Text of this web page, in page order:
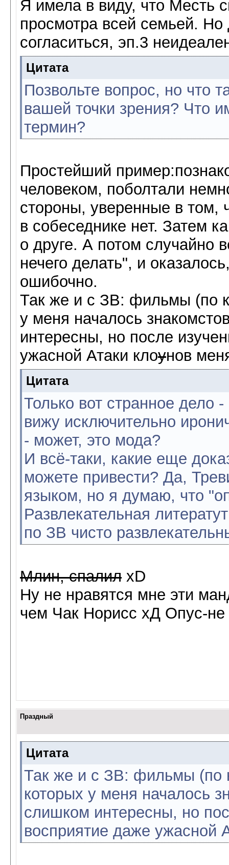
Я имела в виду, что Месть
просмотра всей семьей.
согласиться, эп.3
Цитата
Позвольте вопрос, но что
вашей точки зрения? Что
термин?
Простейший
человеком, поболтали
стороны, уверенные в том,
в собеседнике нет. Затем
о друге. А потом случайно
нечего делать", и
ошибочно.
Так же и с ЗВ: фильмы (по
у меня началось
интересны, но после
ужасной Атаки клоунов
Цитата
Только вот странное дело
вижу исключительно
- может, это мода?
И всё-таки, какие еще
можете привести? Да,
языком, но я думаю, что
Развлекательная
по ЗВ чисто
Млин, спалил xD
Ну не нравятся мне эти
чем Чак Норисс хД Опус-не
Праздный
Цитата
Так же и с ЗВ: фильмы (по
которых у меня началось
слишком интересны, но
восприятие даже ужасной